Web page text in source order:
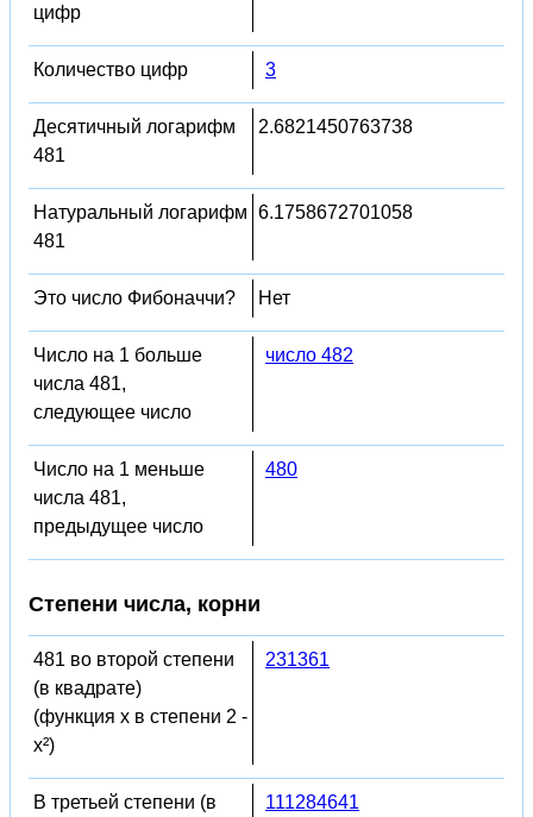
цифр
Количество цифр 3
Десятичный логарифм
481
2.6821450763738
Натуральный логарифм
481
6.1758672701058
Это число Фибоначчи? Нет
Число на 1 больше
числа 481,
следующее число
число 482
Число на 1 меньше
числа 481,
предыдущее число
480
Степени числа, корни
481 во второй степени
(в квадрате)
(функция x в степени 2 -
x²)
231361
В третьей степени (в
111284641